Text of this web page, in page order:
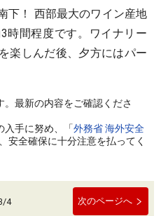
下！ 西部最大のワイン産地
時間程度です。ワイナリー
楽しんだ後、夕方にはパー
最新の内容をご確認くださ
入手に努め、「外務省 海外安全
安全確保に十分注意を払ってく
/4 次のページへ